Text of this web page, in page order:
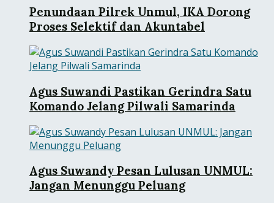
Penundaan Pilrek Unmul, IKA Dorong
Proses Selektif dan Akuntabel
Agus Suwandi Pastikan Gerindra Satu
Komando Jelang Pilwali Samarinda
Agus Suwandy Pesan Lulusan UNMUL:
Jangan Menunggu Peluang